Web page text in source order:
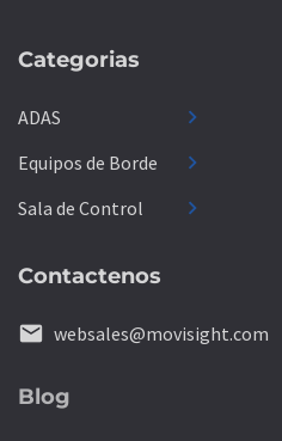
Categorias
ADAS chevron_right
Equipos de Borde chevron_right
Sala de Control chevron_right
Contactenos
email websales@movisight.com
Blog